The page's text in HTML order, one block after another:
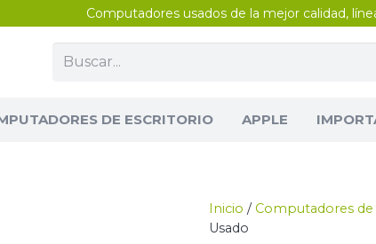
Computadores usados de la mejor calidad,
DE ESCRITORIO APPLE
Inicio / Computadores
Usado